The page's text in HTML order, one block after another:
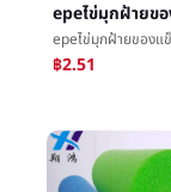
฿2.51